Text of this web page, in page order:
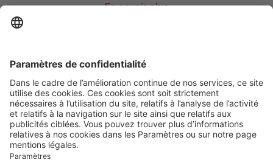
En savoir plus
Abonnez-vous à notre newsletter
Informez-moi